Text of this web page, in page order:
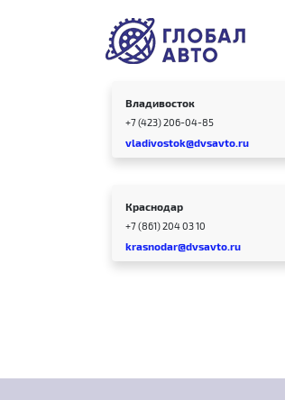
Владивосток
+7 (423) 206-04-85
vladivostok@dvsavto.ru
Краснодар
+7 (861) 204 03 10
krasnodar@dvsavto.ru